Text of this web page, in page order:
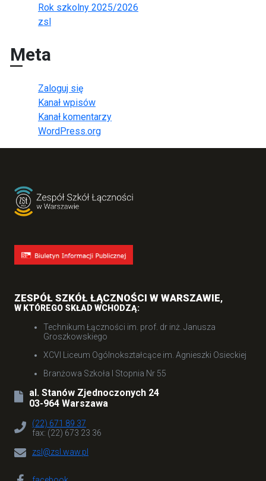
Rok szkolny 2025/2026
zsl
Meta
Zaloguj się
Kanał wpisów
Kanał komentarzy
WordPress.org
ZESPÓŁ SZKÓŁ ŁĄCZNOŚCI W WARSZAWIE,
W KTÓREGO SKŁAD WCHODZĄ:
Technikum Łączności im. prof. dr inż. Janusza
Groszkowskiego
XCVI Liceum Ogólnokształcące im. Agnieszki Osieckiej
Branżowa Szkoła I Stopnia Nr 55
al. Stanów Zjednoczonych 24
03-964 Warszawa
(22) 671 89 37
fax: (22) 673 23 36
zsl@zsl.waw.pl